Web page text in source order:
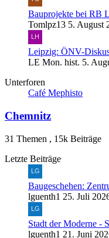
Bauprojekte bei RB
Tomlpz13 5. August
Leipzig: ÖNV-
LE Mon. hist. 5.
Unterforen
Café Mephisto
Chemnitz
31 Themen , 15k Beiträge
Letzte Beiträge
Baugeschehen:
lguenth1 25. Juli
Stadt der Moderne -
lguenth1 21. Juni